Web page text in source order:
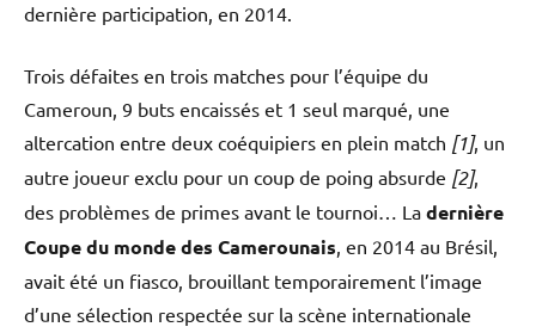
dernière participation, en 2014.
Trois défaites en trois matches pour l’équipe du
Cameroun, 9 buts encaissés et 1 seul marqué, une
altercation entre deux coéquipiers en plein match [1], un
autre joueur exclu pour un coup de poing absurde [2],
des problèmes de primes avant le tournoi… La dernière
Coupe du monde des Camerounais, en 2014 au Brésil,
avait été un fiasco, brouillant temporairement l’image
d’une sélection respectée sur la scène internationale